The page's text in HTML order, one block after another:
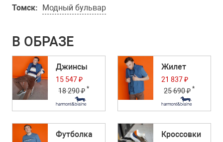
Томск: Модный бульвар
В ОБРАЗЕ
Джинсы
15 547 ₽
18 290 ₽ *
Жилет
21 837 ₽
25 690 ₽ *
Футболка Кроссовки